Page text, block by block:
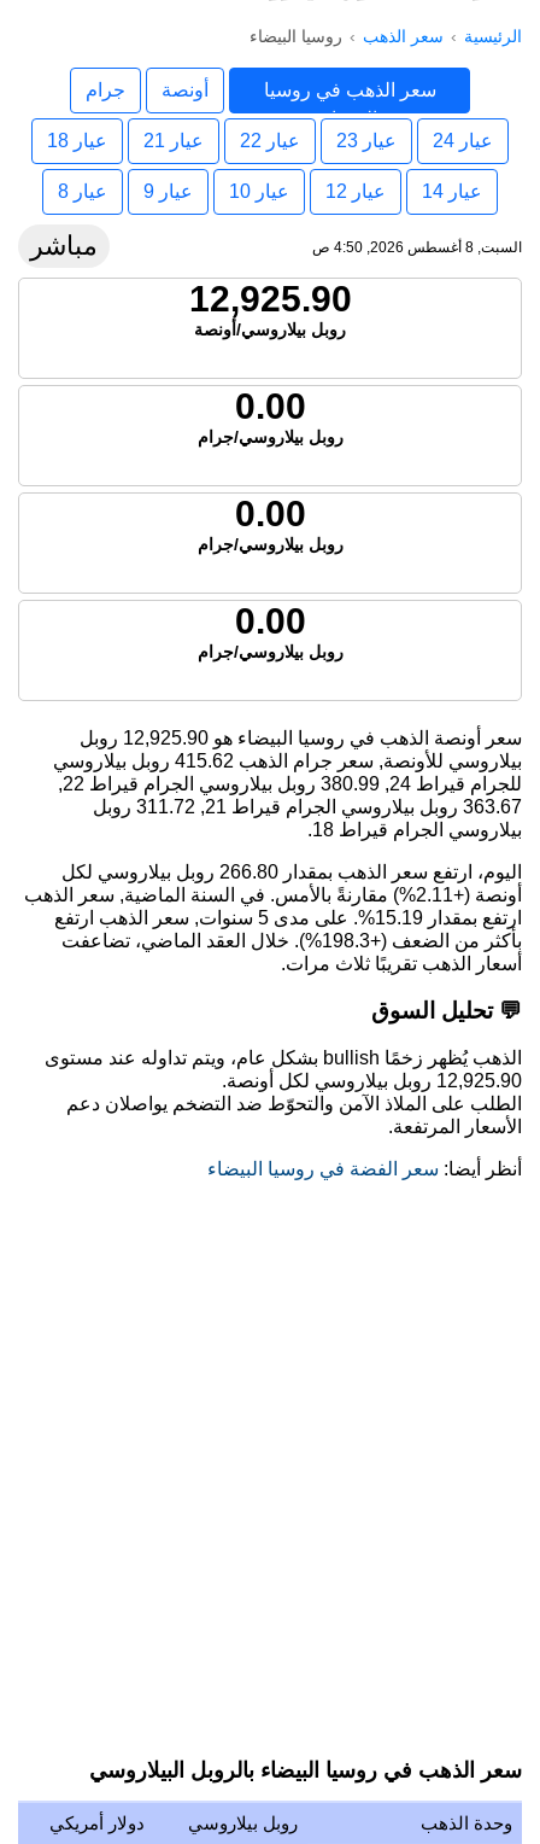
الرئيسية سعر الذهب روسيا البيضاء
سعر الذهب في روسيا
البيضاء
أونصة جرام
عيار 24 عيار 23 عيار 22 عيار 21 عيار 18
عيار 14 عيار 12 عيار 10 عيار 9 عيار 8
السبت, 8 أغسطس 2026, 4:50 ص مباشر
12,925.90
روبل بيلاروسي/أونصة
0.00
روبل بيلاروسي/جرام
0.00
روبل بيلاروسي/جرام
0.00
روبل بيلاروسي/جرام
سعر أونصة الذهب في روسيا البيضاء هو 12,925.90 روبل
بيلاروسي للأونصة, سعر جرام الذهب 415.62 روبل بيلاروسي
للجرام قيراط 24,
380.99 روبل بيلاروسي الجرام قيراط 22,
363.67 روبل بيلاروسي الجرام قيراط 21, 311.72 روبل
بيلاروسي الجرام قيراط 18.
اليوم، ارتفع سعر الذهب بمقدار 266.80 روبل بيلاروسي لكل
أونصة (+2.11%) مقارنةً بالأمس. في السنة الماضية, سعر الذهب
ارتفع بمقدار 15.19%. على مدى 5 سنوات, سعر الذهب ارتفع
بأكثر من الضعف (+198.3%). خلال العقد الماضي، تضاعفت
أسعار الذهب تقريبًا ثلاث مرات.
💬 تحليل السوق
الذهب يُظهر زخمًا bullish بشكل عام، ويتم تداوله عند مستوى
12,925.90 روبل بيلاروسي لكل أونصة.
الطلب على الملاذ الآمن والتحوّط ضد التضخم يواصلان دعم
الأسعار المرتفعة.
أنظر أيضا: سعر الفضة في روسيا البيضاء
سعر الذهب في روسيا البيضاء بالروبل البيلاروسي
وحدة الذهب روبل بيلاروسي دولار أمريكي